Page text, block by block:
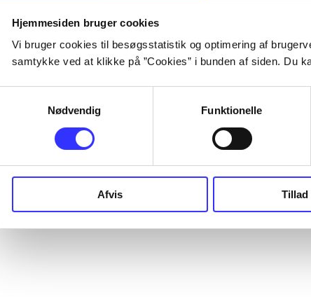
Hjemmesiden bruger cookies
Vi bruger cookies til besøgsstatistik og optimering af
samtykke ved at klikke på ”Cookies” i bunden af siden. Du
Nødvendig
Funktionelle
Afvis Tillad
...